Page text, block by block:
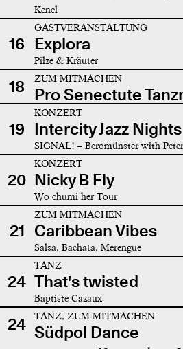
Kenel
16
GASTVERANSTALTUNG
Explora
Pilze & Kräuter
18 ZUM MITMACHEN
Pro Senectute
19
KONZERT
Intercity Jazz Nights
SIGNAL! – Beromünster with
20
KONZERT
Nicky B Fly
Wo chumi her Tour
21
ZUM MITMACHEN
Caribbean Vibes
Salsa, Bachata, Merengue
24
TANZ
That's twisted
Baptiste Cazaux
24 TANZ, ZUM MITMACHEN
Südpol Dance